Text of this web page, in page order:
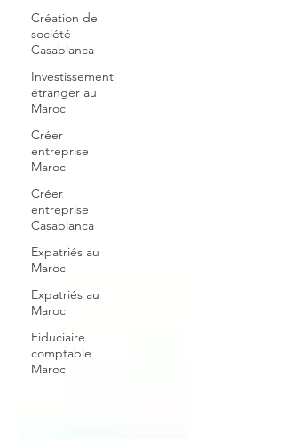
Création de
société
Casablanca
Investissement
étranger au
Maroc
Créer
entreprise
Maroc
Créer
entreprise
Casablanca
Expatriés au
Maroc
Expatriés au
Maroc
Fiduciaire
comptable
Maroc